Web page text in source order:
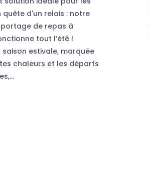
quête d'un relais : notre
de repas à
tout l’été !
saison estivale, marquée
chaleurs et les départs